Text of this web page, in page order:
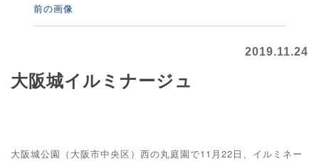
前の画像
2019.11.24
⼤阪城イルミナージュ
大阪城公園（大阪市中央区）西の丸庭園で11月22日、イルミネー